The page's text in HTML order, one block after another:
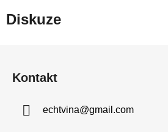
Diskuze
Kontakt
echtvina@gmail.com